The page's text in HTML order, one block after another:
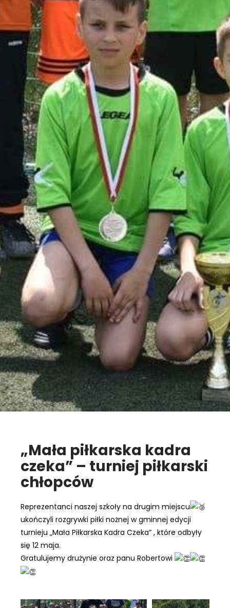
„Mała piłkarska kadra
czeka” – turniej piłkarski
chłopców
Reprezentanci naszej szkoły na drugim miejscu
ukończyli rozgrywki piłki nożnej w gminnej edycji
turnieju „Mała Piłkarska Kadra Czeka” , które odbyły
się 12 maja.
Gratulujemy drużynie oraz panu Robertowi